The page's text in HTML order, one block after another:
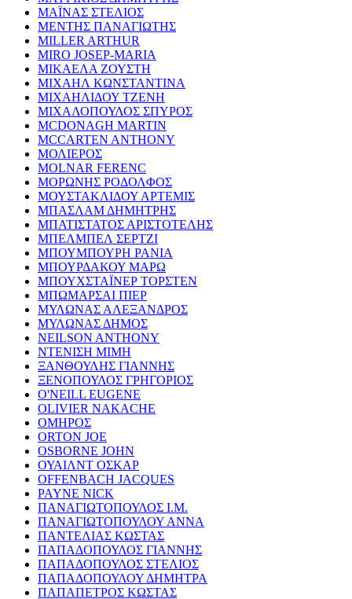
ΜΑΪΝΑΣ ΣΤΕΛΙΟΣ
ΜΕΝΤΗΣ ΠΑΝΑΓΙΩΤΗΣ
MILLER ARTHUR
MIRO JOSEP-MARIA
ΜΙΚΑΕΛΑ ΖΟΥΣΤΗ
ΜΙΧΑΗΛ ΚΩΝΣΤΑΝΤΙΝΑ
ΜΙΧΑΗΛΙΔΟΥ ΤΖΕΝΗ
ΜΙΧΑΛΟΠΟΥΛΟΣ ΣΠΥΡΟΣ
MCDONAGH MARTIN
MCCARTEN ANTHONY
ΜΟΛΙΕΡΟΣ
MOLNAR FERENC
ΜΟΡΩΝΗΣ ΡΟΔΟΛΦΟΣ
ΜΟΥΣΤΑΚΛΙΔΟΥ ΑΡΤΕΜΙΣ
ΜΠΑΣΛΑΜ ΔΗΜΗΤΡΗΣ
ΜΠΑΤΙΣΤΑΤΟΣ ΑΡΙΣΤΟΤΕΛΗΣ
ΜΠΕΛΜΠΕΛ ΣΕΡΤΖΙ
ΜΠΟΥΜΠΟΥΡΗ ΡΑΝΙΑ
ΜΠΟΥΡΔΑΚΟΥ ΜΑΡΩ
ΜΠΟΥΧΣΤΑΪΝΕΡ ΤΟΡΣΤΕΝ
ΜΠΩΜΑΡΣΑΙ ΠΙΕΡ
ΜΥΛΩΝΑΣ ΑΛΕΞΑΝΔΡΟΣ
ΜΥΛΩΝΑΣ ΔΗΜΟΣ
NEILSON ANTHONY
ΝΤΕΝΙΣΗ ΜΙΜΗ
ΞΑΝΘΟΥΛΗΣ ΓΙΑΝΝΗΣ
ΞΕΝΟΠΟΥΛΟΣ ΓΡΗΓΟΡΙΟΣ
O'NEILL EUGENE
OLIVIER NAKACHE
ΟΜΗΡΟΣ
ORTON JOE
OSBORNE JOHN
ΟΥΑΙΛΝΤ ΟΣΚΑΡ
OFFENBACH JACQUES
PAYNE NICK
ΠΑΝΑΓΙΩΤΟΠΟΥΛΟΣ Ι.Μ.
ΠΑΝΑΓΙΩΤΟΠΟΥΛΟΥ ΑΝΝΑ
ΠΑΝΤΕΛΙΑΣ ΚΩΣΤΑΣ
ΠΑΠΑΔΟΠΟΥΛΟΣ ΓΙΑΝΝΗΣ
ΠΑΠΑΔΟΠΟΥΛΟΣ ΣΤΕΛΙΟΣ
ΠΑΠΑΔΟΠΟΥΛΟΥ ΔΗΜΗΤΡΑ
ΠΑΠΑΠΕΤΡΟΣ ΚΩΣΤΑΣ